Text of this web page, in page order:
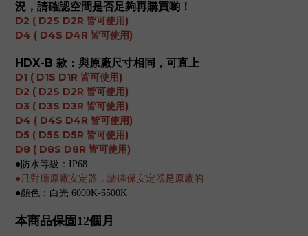
況，請確認空間是否足夠再購買喲！
D2 ( D2S D2R 皆可使用)
D4 ( D4S D4R 皆可使用)
-
HDX-B 款 ：與原廠尺寸相同，可直上
D1 ( D1S D1R 皆可使用)
D2 ( D2S D2R 皆可使用)
D3 ( D3S D3R 皆可使用)
D4 ( D4S D4R 皆可使用)
D5 ( D5S D5R 皆可使用)
D8 ( D8S D8R 皆可使用)
●防水等級：IP68
● 只對應原廠安定器，請確保安定器是原廠的
●顏色：白光 6000K-6500K
本商品保固12個月